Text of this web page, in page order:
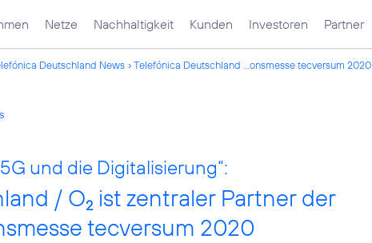
Netze Nachhaltigkeit Kunden Investoren Partner
Deutschland News Telefónica Deutschland ...onsmesse tecversum 2020
und die Digitalisierung“:
/ O2 ist zentraler Partner der
tecversum 2020